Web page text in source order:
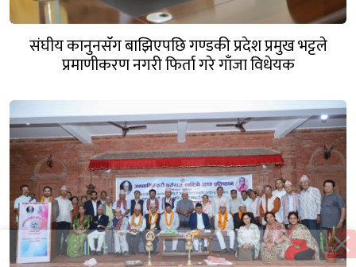
संघीय कानुनसँग बाझिएपछि गण्डकी प्रदेश प्रमुख भट्टले
प्रमाणीकरण नगरी फिर्ता गरे गाँजा विधेयक